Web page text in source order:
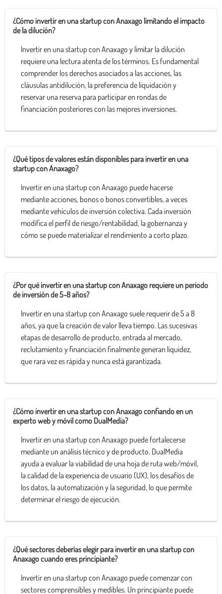
¿Cómo invertir en una startup con Anaxago limitando el impacto
de la dilución?
Invertir en una startup con Anaxago y limitar la dilución
requiere una lectura atenta de los términos. Es fundamental
comprender los derechos asociados a las acciones, las
cláusulas antidilución, la preferencia de liquidación y
reservar una reserva para participar en rondas de
financiación posteriores con las mejores inversiones.
¿Qué tipos de valores están disponibles para invertir en una
startup con Anaxago?
Invertir en una startup con Anaxago puede hacerse
mediante acciones, bonos o bonos convertibles, a veces
mediante vehículos de inversión colectiva. Cada inversión
modifica el perfil de riesgo/rentabilidad, la gobernanza y
cómo se puede materializar el rendimiento a corto plazo.
¿Por qué invertir en una startup con Anaxago requiere un periodo
de inversión de 5-8 años?
Invertir en una startup con Anaxago suele requerir de 5 a 8
años, ya que la creación de valor lleva tiempo. Las sucesivas
etapas de desarrollo de producto, entrada al mercado,
reclutamiento y financiación finalmente generan liquidez,
que rara vez es rápida y nunca está garantizada.
¿Cómo invertir en una startup con Anaxago confiando en un
experto web y móvil como DualMedia?
Invertir en una startup con Anaxago puede fortalecerse
mediante un análisis técnico y de producto. DualMedia
ayuda a evaluar la viabilidad de una hoja de ruta web/móvil,
la calidad de la experiencia de usuario (UX), los desafíos de
los datos, la automatización y la seguridad, lo que permite
determinar el riesgo de ejecución.
¿Qué sectores deberías elegir para invertir en una startup con
Anaxago cuando eres principiante?
Invertir en una startup con Anaxago puede comenzar con
sectores comprensibles y medibles. Un principiante puede